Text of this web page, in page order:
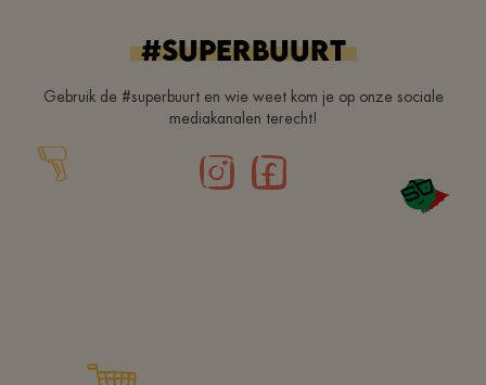
#superbuurt
Gebruik de #superbuurt en wie weet kom je op onze sociale
mediakanalen terecht!